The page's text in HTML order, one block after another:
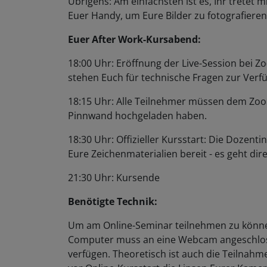
Euer Handy, um Eure Bilder zu
Euer After Work-Kursabend:
18:00 Uhr: Eröffnung der Live-Session bei
stehen Euch für technische Fragen zur
18:15 Uhr: Alle Teilnehmer müssen dem
Pinnwand hochgeladen haben.
18:30 Uhr: Offizieller Kursstart: Die
Eure Zeichenmaterialien bereit - es geht
21:30 Uhr: Kursende
Benötigte Technik:
Um am Online-Seminar teilnehmen zu
Computer muss an eine Webcam
verfügen. Theoretisch ist auch die
vor Online-Kursstart die Linsen Eurer